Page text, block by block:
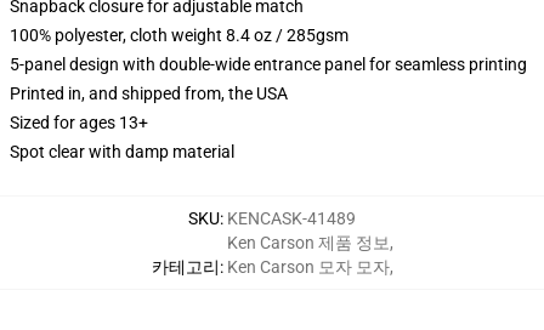
Snapback closure for adjustable match
100% polyester, cloth weight 8.4 oz / 285gsm
5-panel design with double-wide entrance panel for seamless printing
Printed in, and shipped from, the USA
Sized for ages 13+
Spot clear with damp material
SKU: KENCASK-41489
카테고리:
Ken Carson 제품 정보,
Ken Carson 모자 모자,